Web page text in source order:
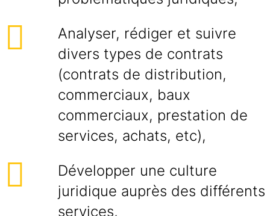
Analyser, rédiger et suivre
divers types de contrats
(contrats de distribution,
commerciaux, baux
commerciaux, prestation de
services, achats, etc),
Développer une culture
juridique auprès des différents
services,